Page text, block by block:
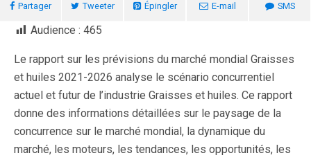
Partager Tweeter Épingler E-mail SMS
Audience : 465
Le rapport sur les prévisions du marché mondial Graisses
et huiles 2021-2026 analyse le scénario concurrentiel
actuel et futur de l’industrie Graisses et huiles. Ce rapport
donne des informations détaillées sur le paysage de la
concurrence sur le marché mondial, la dynamique du
marché, les moteurs, les tendances, les opportunités, les